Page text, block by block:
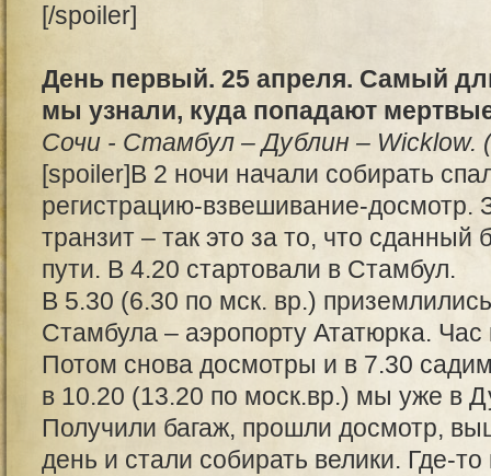
[/spoiler]
День первый. 25 апреля. Самый
мы узнали, куда попадают
Сочи - Стамбул – Дублин – Wicklow.
[spoiler]В 2 ночи начали собирать
регистрацию-взвешивание-досмотр.
транзит – так это за то, что
пути. В 4.20 стартовали в Стамбул.
В 5.30 (6.30 по мск. вр.)
Стамбула – аэропорту Ататюрка. Час
Потом снова досмотры и в 7.30
в 10.20 (13.20 по моск.вр.) мы уже в
Получили багаж, прошли досмотр,
день и стали собирать велики. Где-